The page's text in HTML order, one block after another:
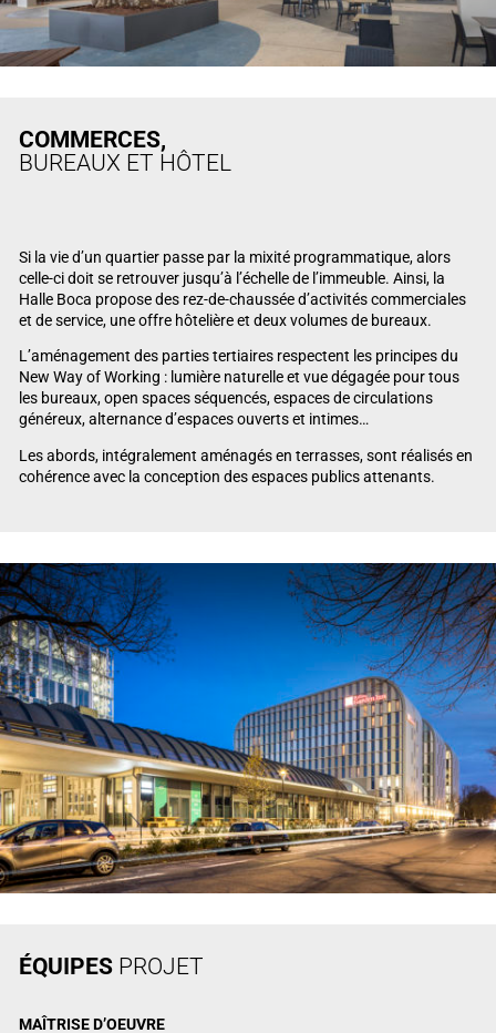
COMMERCES,
BUREAUX ET HÔTEL
Si la vie d’un quartier passe par la mixité programmatique, alors
celle-ci doit se retrouver jusqu’à l’échelle de l’immeuble. Ainsi, la
Halle Boca propose des rez-de-chaussée d’activités commerciales
et de service, une offre hôtelière et deux volumes de bureaux.
L’aménagement des parties tertiaires respectent les principes du
New Way of Working : lumière naturelle et vue dégagée pour tous
les bureaux, open spaces séquencés, espaces de circulations
généreux, alternance d’espaces ouverts et intimes…
Les abords, intégralement aménagés en terrasses, sont réalisés en
cohérence avec la conception des espaces publics attenants.
ÉQUIPESPROJET
MAÎTRISED’OEUVRE